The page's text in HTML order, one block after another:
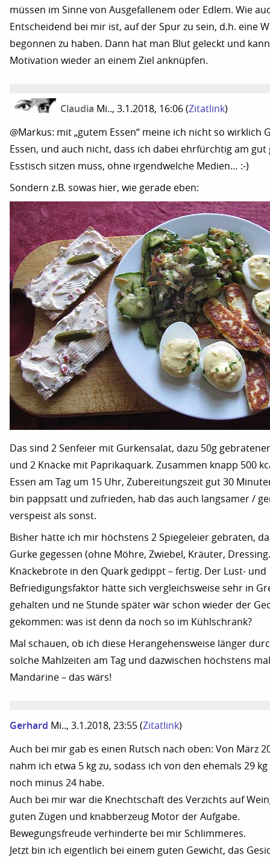
müssen im Sinne von Ausgefallenem oder Edlem. Wie
Entscheidend bei mir ist, auf der Spur zu sein, d.h. eine
begonnen zu haben. Dann hat man Blut geleckt und
Motivation wieder an einem Ziel anknüpfen.
Claudia Mi.., 3.1.2018, 16:06 (Zitatlink)
@Markus: mit „gutem Essen“ meine ich nicht so wirklich
Essen, und auch nicht, dass ich dabei ehrfürchtig am gut
Esstisch sitzen muss, ohne irgendwelche Medien… :-)
Sondern z.B. sowas hier, wie gerade eben:
Das sind 2 Senfeier mit Gurkensalat, dazu 50g
und 2 Knäcke mit Paprikaquark. Zusammen knapp 500
Essen am Tag um 15 Uhr, Zubereitungszeit gut 30
bin pappsatt und zufrieden, hab das auch langsamer /
verspeist als sonst.
Bisher hätte ich mir höchstens 2 Spiegeleier gebraten,
Gurke gegessen (ohne Möhre, Zwiebel, Kräuter,
Knäckebrote in den Quark gedippt – fertig. Der Lust- und
Befriedigungsfaktor hätte sich vergleichsweise sehr in
gehalten und ne Stunde später wär schon wieder der
gekommen: was ist denn da noch so im Kühlschrank?
Mal schauen, ob ich diese Herangehensweise länger
solche Mahlzeiten am Tag und dazwischen höchstens
Mandarine – das wärs!
Gerhard Mi.., 3.1.2018, 23:55 (Zitatlink)
Auch bei mir gab es einen Rutsch nach oben: Von März
nahm ich etwa 5 kg zu, sodass ich von den ehemals 29
noch minus 24 habe.
Auch bei mir war die Knechtschaft des Verzichts auf
guten Zügen und knabberzeug Motor der Aufgabe.
Bewegungsfreude verhinderte bei mir Schlimmeres.
Jetzt bin ich eigentlich bei einem guten Gewicht, das